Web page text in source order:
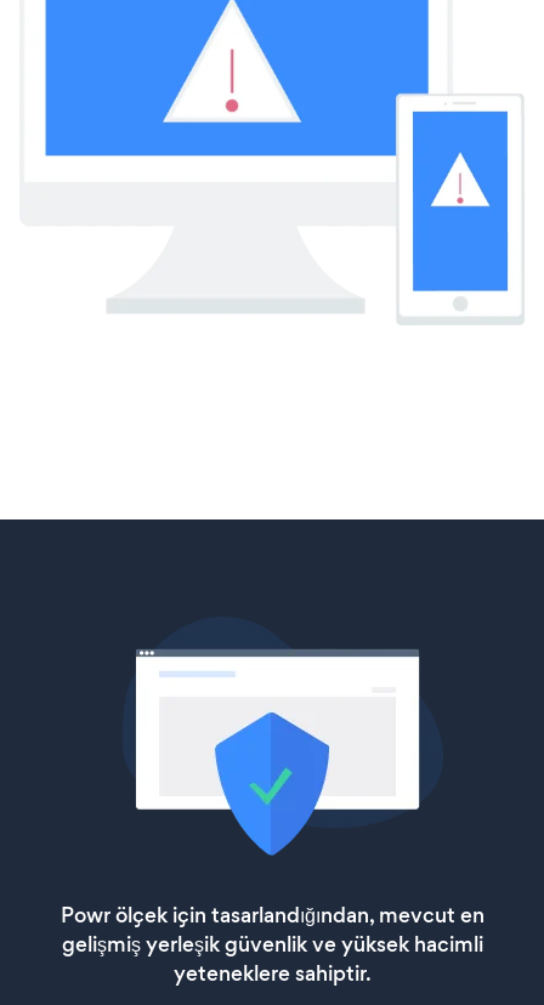
Powr ölçek için tasarlandığından, mevcut en
gelişmiş yerleşik güvenlik ve yüksek hacimli
yeteneklere sahiptir.